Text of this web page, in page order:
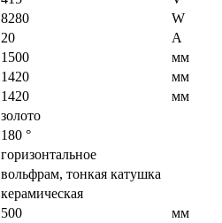
8280
W
20
A
1500
мм
1420
мм
1420
мм
золото
180 °
горизонтальное
вольфрам, тонкая катушка
керамическая
500
мм